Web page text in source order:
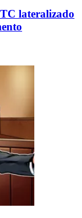
lateralizado